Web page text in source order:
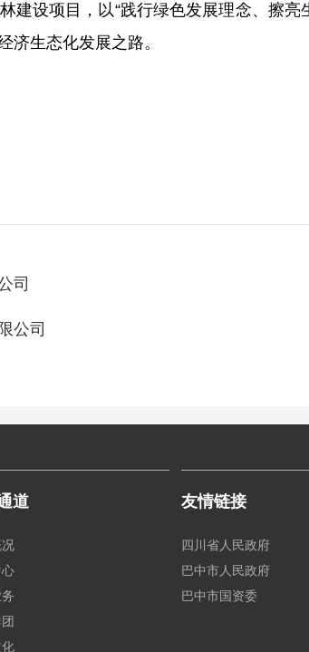
建设项目，以“践行绿色发展理念、擦
济生态化发展之路。
司
公司
友情链接
四川省人民政府
巴中市人民政府
巴中市国资委
道